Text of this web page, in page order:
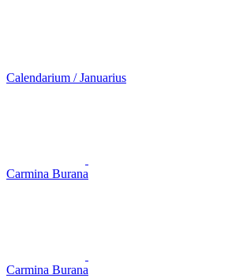
Calendarium / Januarius
Carmina Burana
Carmina Burana